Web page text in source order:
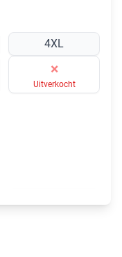
4XL
×
Uitverkocht